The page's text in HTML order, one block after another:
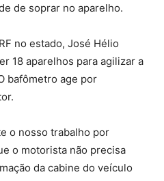
de soprar no aparelho.
no estado, José Hélio
18 aparelhos para agilizar a
bafômetro age por
o nosso trabalho por
o motorista não precisa
da cabine do veículo